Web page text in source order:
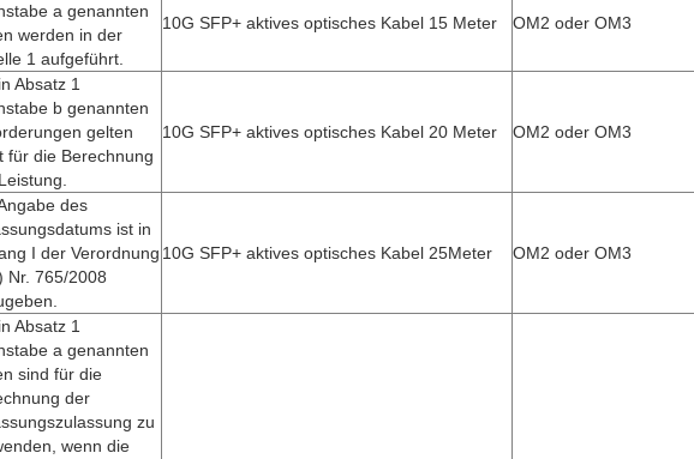
a genannten
werden in der
1 aufgeführt.
10G SFP+ aktives optisches Kabel 15 Meter OM2 oder OM3
Absatz 1
b genannten
gelten
für die Berechnung
10G SFP+ aktives optisches Kabel 20 Meter OM2 oder OM3
des
ist in
I der Verordnung
Nr. 765/2008
10G SFP+ aktives optisches Kabel 25Meter OM2 oder OM3
Absatz 1
a genannten
sind für die
der
zu
wenn die